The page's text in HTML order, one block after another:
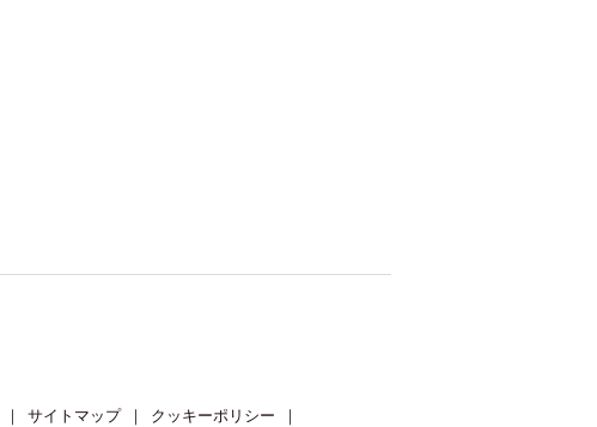
｜ サイトマップ ｜ クッキーポリシー ｜